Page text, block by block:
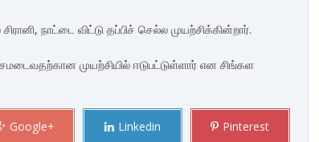
நாட்டை விட்டு தப்பிச் செல்ல முயற்சிக்கின்றார்.
முயற்சியில் ஈடுபட்டுள்ளார் என சிங்கள
Google+ Linkedin Pinterest